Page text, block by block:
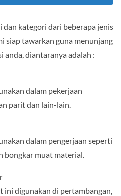
dan kategori dari beberapa jenis
siap tawarkan guna menunjang
anda, diantaranya adalah :
dalam pekerjaan
parit dan lain-lain.
dalam pengerjaan seperti
bongkar muat material.
ini digunakan di pertambangan,